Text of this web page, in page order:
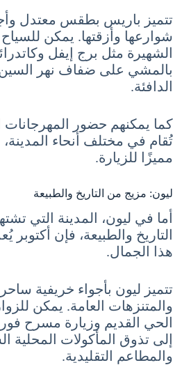
تتميز باريس بطقس معتدل
شوارعها وأزقتها. يمكن للسياح
الشهيرة مثل برج إيفل
بالمشي على ضفاف نهر
الدافئة.
كما يمكنهم حضور المهرجانات
تُقام في مختلف أنحاء المدينة،
مميزًا للزيارة.
ليون: مزيج من التاريخ والطبيعة
أما في ليون، المدينة التي
التاريخ والطبيعة، فإن أكتوبر
هذا الجمال.
تتميز ليون بأجواء خريفية
والمتنزهات العامة. يمكن
الحي القديم وزيارة مسرح
إلى تذوق المأكولات المحلية
والمطاعم التقليدية.